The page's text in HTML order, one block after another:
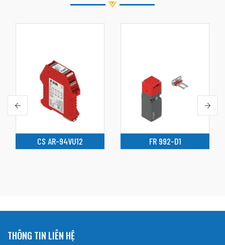
CS AR-94VU12 FR 992-D1
THÔNG TIN LIÊN HỆ